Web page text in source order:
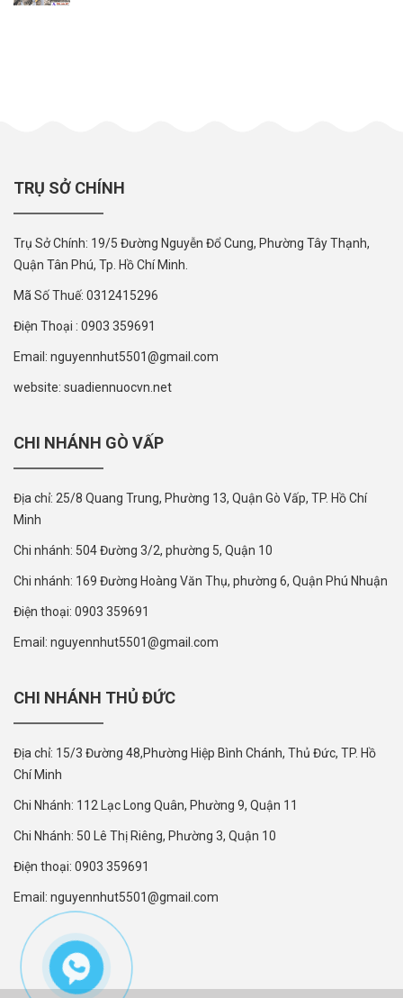
TRỤ SỞ CHÍNH
Trụ Sở Chính: 19/5 Đường Nguyễn Đổ Cung, Phường Tây Thạnh,
Quận Tân Phú, Tp. Hồ Chí Minh.
Mã Số Thuế: 0312415296
Điện Thoại : 0903 359691
Email: nguyennhut5501@gmail.com
website: suadiennuocvn.net
CHI NHÁNH GÒ VẤP
Địa chỉ: 25/8 Quang Trung, Phường 13, Quận Gò Vấp, TP. Hồ Chí
Minh
Chi nhánh: 504 Đường 3/2, phường 5, Quận 10
Chi nhánh: 169 Đường Hoàng Văn Thụ, phường 6, Quận Phú Nhuận
Điện thoại: 0903 359691
Email: nguyennhut5501@gmail.com
CHI NHÁNH THỦ ĐỨC
Địa chỉ: 15/3 Đường 48,Phường Hiệp Bình Chánh, Thủ Đức, TP. Hồ
Chí Minh
Chi Nhánh: 112 Lạc Long Quân, Phường 9, Quận 11
Chi Nhánh: 50 Lê Thị Riêng, Phường 3, Quận 10
Điện thoại: 0903 359691
Email: nguyennhut5501@gmail.com